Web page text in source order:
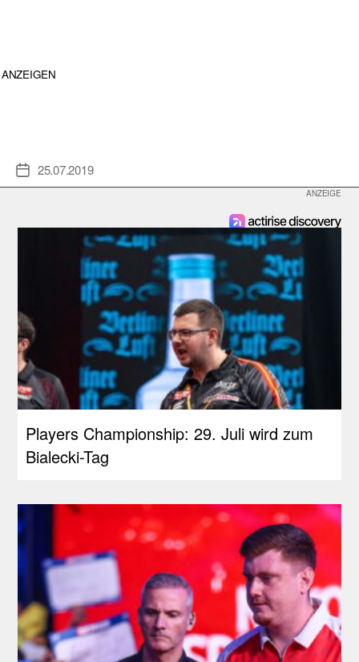
ANZEIGEN
Veröffentlichungsdatum
25.07.2019
Players Championship: 29. Juli wird zum
Bialecki-Tag